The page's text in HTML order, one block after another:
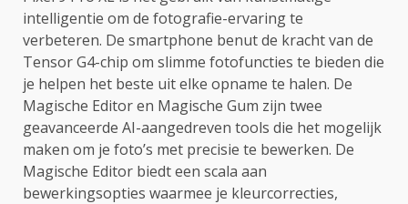
intelligentie om de fotografie-ervaring te
verbeteren. De smartphone benut de kracht van de
Tensor G4-chip om slimme fotofuncties te bieden die
je helpen het beste uit elke opname te halen. De
Magische Editor en Magische Gum zijn twee
geavanceerde AI-aangedreven tools die het mogelijk
maken om je foto’s met precisie te bewerken. De
Magische Editor biedt een scala aan
bewerkingsopties waarmee je kleurcorrecties,